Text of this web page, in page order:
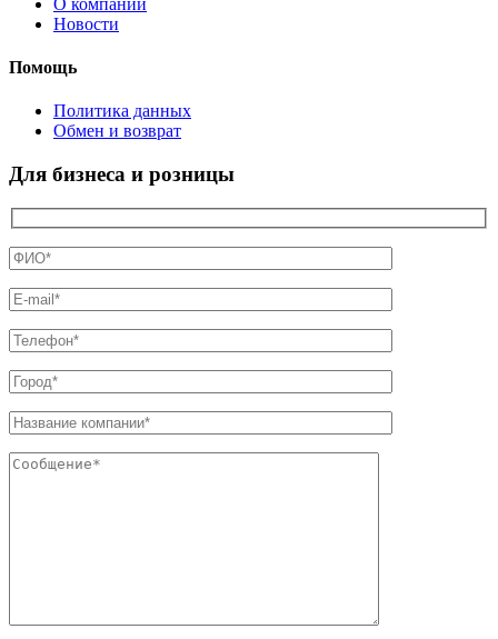
Новости
Помощь
Политика данных
Обмен и возврат
Для бизнеса и розницы